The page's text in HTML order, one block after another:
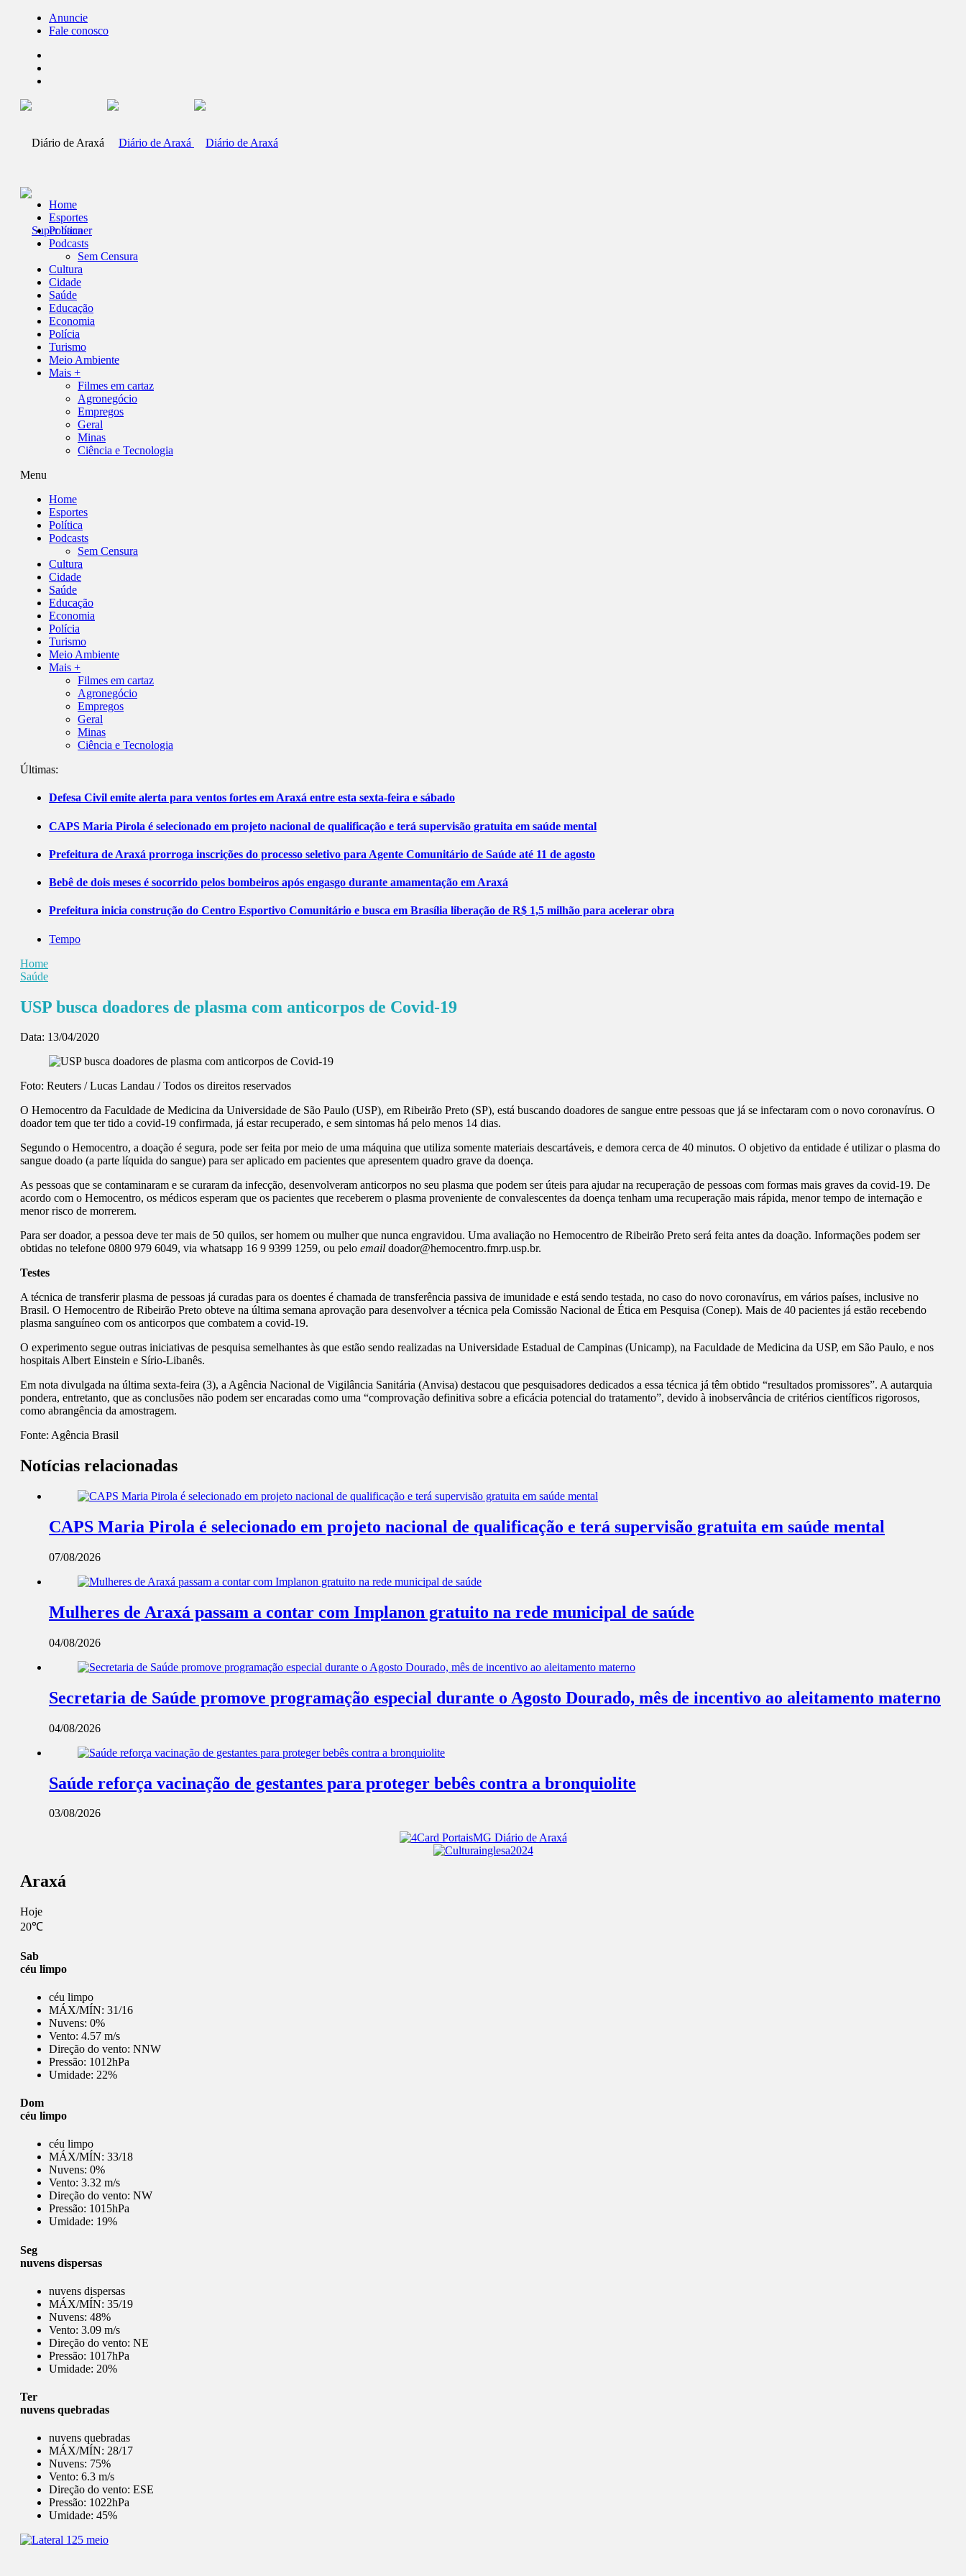
Anuncie
Fale conosco
Home
Esportes
Política
Podcasts
Sem Censura
Cultura
Cidade
Saúde
Educação
Economia
Polícia
Turismo
Meio Ambiente
Mais +
Filmes em cartaz
Agronegócio
Empregos
Geral
Minas
Ciência e Tecnologia
Menu
Home
Esportes
Política
Podcasts
Sem Censura
Cultura
Cidade
Saúde
Educação
Economia
Polícia
Turismo
Meio Ambiente
Mais +
Filmes em cartaz
Agronegócio
Empregos
Geral
Minas
Ciência e Tecnologia
Últimas:
Defesa Civil emite alerta para ventos fortes em Araxá entre esta sexta-feira e sábado
CAPS Maria Pirola é selecionado em projeto nacional de qualificação e terá supervisão gratuita em saúde mental
Prefeitura de Araxá prorroga inscrições do processo seletivo para Agente Comunitário de Saúde até 11 de agosto
Bebê de dois meses é socorrido pelos bombeiros após engasgo durante amamentação em Araxá
Prefeitura inicia construção do Centro Esportivo Comunitário e busca em Brasília liberação de R$ 1,5 milhão para acelerar obra
Tempo
Home
Saúde
USP busca doadores de plasma com anticorpos de Covid-19
Data: 13/04/2020
Foto: Reuters / Lucas Landau / Todos os direitos reservados
O Hemocentro da Faculdade de Medicina da Universidade de São Paulo (USP), em Ribeirão Preto (SP), está buscando doadores de sangue entre pessoas que já se infectaram com o novo coronavírus. O
doador tem que ter tido a covid-19 confirmada, já estar recuperado, e sem sintomas há pelo menos 14 dias.
Segundo o Hemocentro, a doação é segura, pode ser feita por meio de uma máquina que utiliza somente materiais descartáveis, e demora cerca de 40 minutos. O objetivo da entidade é utilizar o plasma do
sangue doado (a parte líquida do sangue) para ser aplicado em pacientes que apresentem quadro grave da doença.
As pessoas que se contaminaram e se curaram da infecção, desenvolveram anticorpos no seu plasma que podem ser úteis para ajudar na recuperação de pessoas com formas mais graves da covid-19. De
acordo com o Hemocentro, os médicos esperam que os pacientes que receberem o plasma proveniente de convalescentes da doença tenham uma recuperação mais rápida, menor tempo de internação e
menor risco de morrerem.
Para ser doador, a pessoa deve ter mais de 50 quilos, ser homem ou mulher que nunca engravidou. Uma avaliação no Hemocentro de Ribeirão Preto será feita antes da doação. Informações podem ser
obtidas no telefone 0800 979 6049, via whatsapp 16 9 9399 1259, ou pelo email doador@hemocentro.fmrp.usp.br.
Testes
A técnica de transferir plasma de pessoas já curadas para os doentes é chamada de transferência passiva de imunidade e está sendo testada, no caso do novo coronavírus, em vários países, inclusive no
Brasil. O Hemocentro de Ribeirão Preto obteve na última semana aprovação para desenvolver a técnica pela Comissão Nacional de Ética em Pesquisa (Conep). Mais de 40 pacientes já estão recebendo
plasma sanguíneo com os anticorpos que combatem a covid-19.
O experimento segue outras iniciativas de pesquisa semelhantes às que estão sendo realizadas na Universidade Estadual de Campinas (Unicamp), na Faculdade de Medicina da USP, em São Paulo, e nos
hospitais Albert Einstein e Sírio-Libanês.
Em nota divulgada na última sexta-feira (3), a Agência Nacional de Vigilância Sanitária (Anvisa) destacou que pesquisadores dedicados a essa técnica já têm obtido “resultados promissores”. A autarquia
pondera, entretanto, que as conclusões não podem ser encaradas como uma “comprovação definitiva sobre a eficácia potencial do tratamento”, devido à inobservância de critérios científicos rigorosos,
como abrangência da amostragem.
Fonte: Agência Brasil
Notícias relacionadas
CAPS Maria Pirola é selecionado em projeto nacional de qualificação e terá supervisão gratuita em saúde mental
07/08/2026
Mulheres de Araxá passam a contar com Implanon gratuito na rede municipal de saúde
04/08/2026
Secretaria de Saúde promove programação especial durante o Agosto Dourado, mês de incentivo ao aleitamento materno
04/08/2026
Saúde reforça vacinação de gestantes para proteger bebês contra a bronquiolite
03/08/2026
Araxá
Hoje
20℃
Sab
céu limpo
céu limpo
MÁX/MÍN: 31/16
Nuvens: 0%
Vento: 4.57 m/s
Direção do vento: NNW
Pressão: 1012hPa
Umidade: 22%
Dom
céu limpo
céu limpo
MÁX/MÍN: 33/18
Nuvens: 0%
Vento: 3.32 m/s
Direção do vento: NW
Pressão: 1015hPa
Umidade: 19%
Seg
nuvens dispersas
nuvens dispersas
MÁX/MÍN: 35/19
Nuvens: 48%
Vento: 3.09 m/s
Direção do vento: NE
Pressão: 1017hPa
Umidade: 20%
Ter
nuvens quebradas
nuvens quebradas
MÁX/MÍN: 28/17
Nuvens: 75%
Vento: 6.3 m/s
Direção do vento: ESE
Pressão: 1022hPa
Umidade: 45%